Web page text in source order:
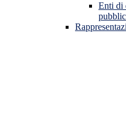
Enti di